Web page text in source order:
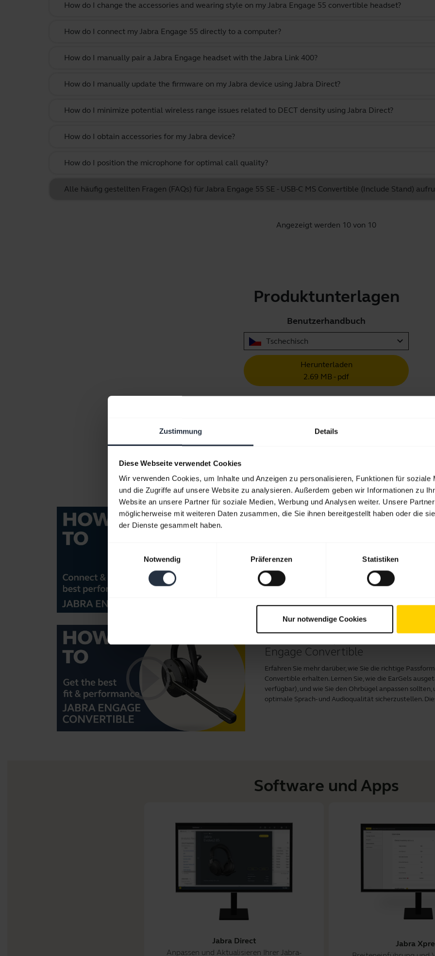
Zustimmung Details
Diese Webseite verwendet Cookies
Wir verwenden Cookies, um Inhalte und Anzeigen zu personalisieren, Funktionen für soziale
und die Zugriffe auf unsere Website zu analysieren. Außerdem geben wir Informationen zu
Website an unsere Partner für soziale Medien, Werbung und Analysen weiter. Unsere
möglicherweise mit weiteren Daten zusammen, die Sie ihnen bereitgestellt haben oder die
der Dienste gesammelt haben.
Notwendig
Präferenzen Statistiken
Nur notwendige Cookies
How do I change the accessories and wearing style on my Jabra Engage 55 convertible headset?
How do I connect my Jabra Engage 55 directly to a computer?
How do I manually pair a Jabra Engage headset with the Jabra Link 400?
How do I manually update the firmware on my Jabra device using Jabra Direct?
How do I minimize potential wireless range issues related to DECT density using Jabra Direct?
How do I obtain accessories for my Jabra device?
How do I position the microphone for optimal call quality?
Alle häufig gestellten Fragen (FAQs) für Jabra Engage 55 SE - USB-C MS Convertible (Include Stand)
Angezeigt werden 10 von 10
Produktunterlagen
Benutzerhandbuch
Tschechisch expand_more
Herunterladen
2.69 MB - pdf
Videos
Verbinden des Jabra Engage 55
herunterzuladen, um deine Audioeinstellungen
aktualisieren. Dieses Video ist in englischer Sprache.
Erzielen der optimalen Passform
Engage Convertible
Erfahren Sie mehr darüber, wie Sie die richtige
Convertible erhalten. Lernen Sie, wie die EarGels
verfügbar), und wie Sie den Ohrbügel anpassen
optimale Sprach- und Audioqualität sicherzustellen.
Software und Apps
Jabra Direct
Anpassen und Aktualisieren Ihrer Jabra-
Jabra